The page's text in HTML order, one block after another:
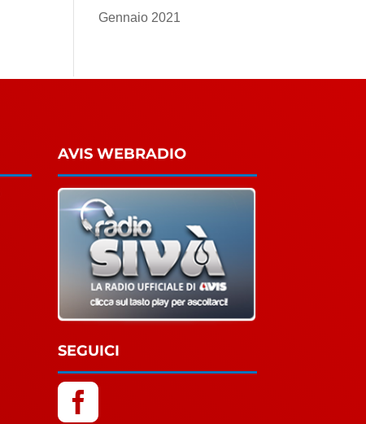
Gennaio 2021
AVIS WEBRADIO
SEGUICI
